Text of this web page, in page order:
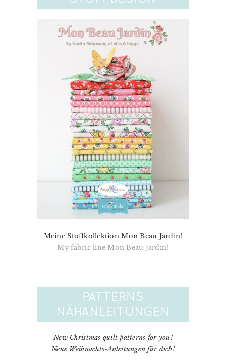
Meine Stoffkollektion Mon Beau Jardin!
My fabric line Mon Beau Jardin!
New Christmas quilt patterns for you!
Neue Weihnachts-Anleitungen für dich!